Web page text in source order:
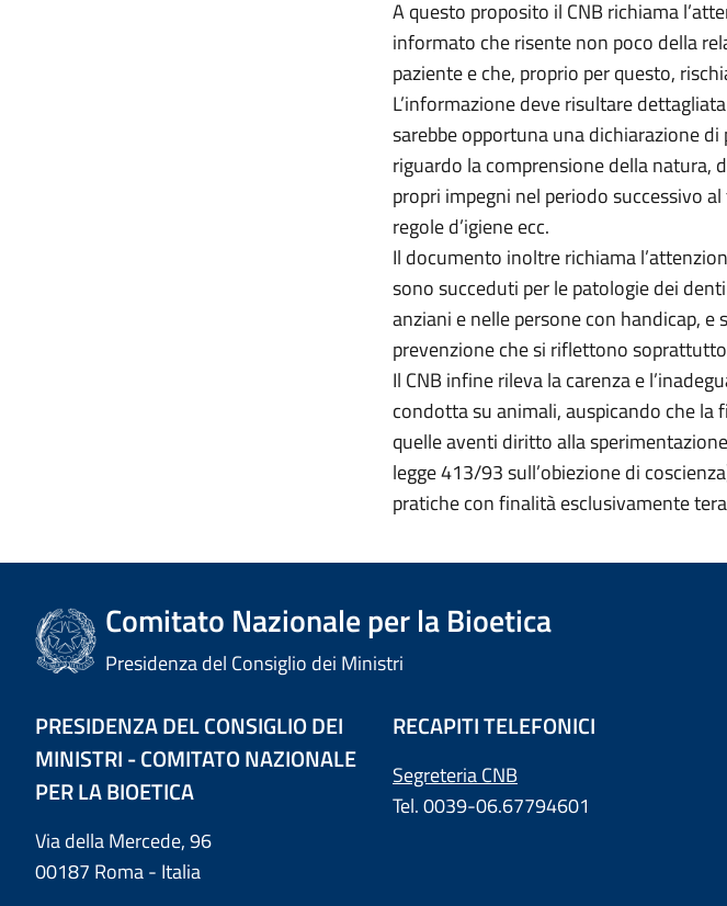
A questo proposito il CNB richiama
informato che risente non poco della
paziente e che, proprio per questo,
L’informazione deve risultare
sarebbe opportuna una dichiarazione
riguardo la comprensione della natura,
propri impegni nel periodo successivo
regole d’igiene ecc.
Il documento inoltre richiama
sono succeduti per le patologie dei
anziani e nelle persone con handicap, e
prevenzione che si riflettono
Il CNB infine rileva la carenza e
condotta su animali, auspicando che la
quelle aventi diritto alla
legge 413/93 sull’obiezione di
pratiche con finalità esclusivamente
Comitato Nazionale per la Bioetica
Presidenza del Consiglio dei Ministri
PRESIDENZA DEL CONSIGLIO DEI
MINISTRI - COMITATO NAZIONALE
PER LA BIOETICA
Via della Mercede, 96
00187 Roma - Italia
RECAPITI TELEFONICI
Segreteria CNB
Tel. 0039-06.67794601